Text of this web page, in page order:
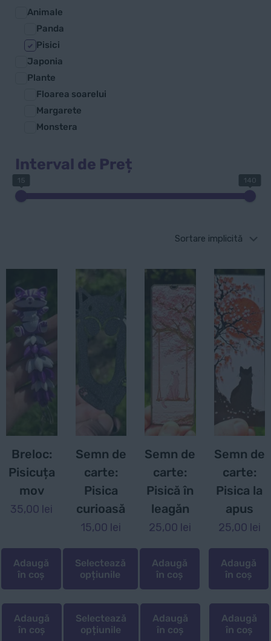
Animale
Panda
Pisici
Japonia
Plante
Floarea soarelui
Margarete
Monstera
Interval de Preț
15 140
Breloc:
Pisicuța
mov
35,00 lei
Adaugă
în coș
Adaugă
în coș
Semn de
carte:
Pisica
curioasă
15,00 lei
Selectează
opțiunile
Selectează
opțiunile
Semn de
carte:
Pisică în
leagăn
25,00 lei
Adaugă
în coș
Adaugă
în coș
Semn de
carte:
Pisica la
apus
25,00 lei
Adaugă
în coș
Adaugă
în coș